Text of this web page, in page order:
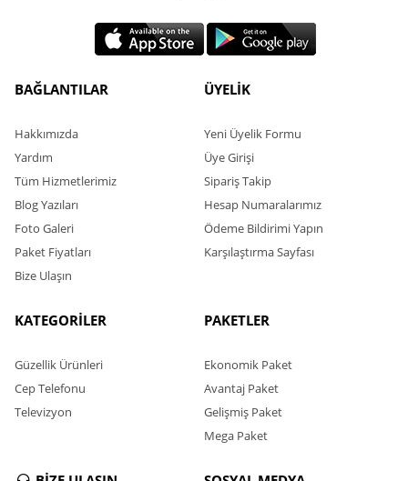
BAĞLANTILAR
Hakkımızda
Yardım
Tüm Hizmetlerimiz
Blog Yazıları
Foto Galeri
Paket Fiyatları
Bize Ulaşın
ÜYELİK
Yeni Üyelik Formu
Üye Girişi
Sipariş Takip
Hesap Numaralarımız
Ödeme Bildirimi Yapın
Karşılaştırma Sayfası
KATEGORİLER
Güzellik Ürünleri
Cep Telefonu
Televizyon
PAKETLER
Ekonomik Paket
Avantaj Paket
Gelişmiş Paket
Mega Paket